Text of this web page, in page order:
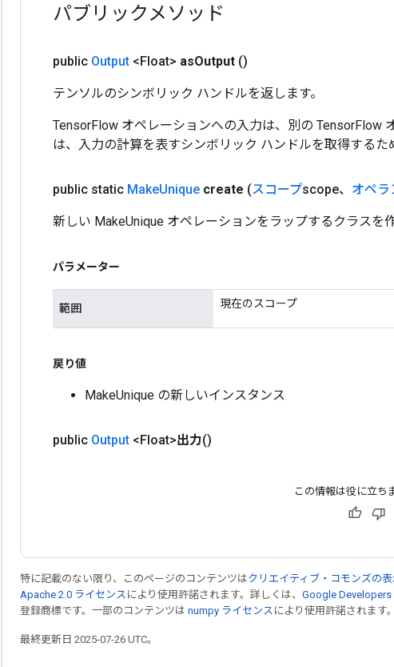
パブリックメソッド
public Output <Float> asOutput ()
テンソルのシンボリック ハンドルを返します。
TensorFlow オペレーションへの入力は、別の TensorFlow
は、入力の計算を表すシンボリック ハンドルを取得するた
public static MakeUnique create (スコープscope、 オペラ
新しい MakeUnique オペレーションをラップするクラスを
パラメーター
範囲 現在のスコープ
戻り値
MakeUnique の新しいインスタンス
public Output <Float>出力()
この情報は役に立ち
特に記載のない限り、このページのコンテンツはクリエイティブ・コモンズの
Apache 2.0 ライセンス により使用許諾されます。詳しくは、 Google
登録商標です。一部のコンテンツは numpy ライセンス により使用許諾されます。
最終更新日 2025-07-26 UTC。